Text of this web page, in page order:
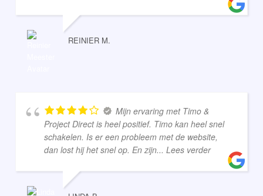
REINIER M.
Mijn ervaring met Timo &
Project Direct is heel positief. Timo kan heel snel
schakelen. Is er een probleem met de website,
dan lost hij het snel op. En zijn... Lees verder